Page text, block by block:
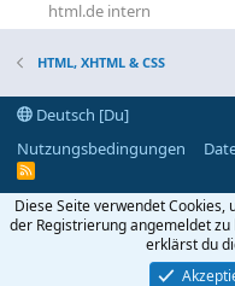
html.de intern
HTML, XHTML & CSS
Deutsch [Du]
Nutzungsbedingungen
R
S
S
Diese Seite verwendet
der Registrierung angemeldet
erklärst du